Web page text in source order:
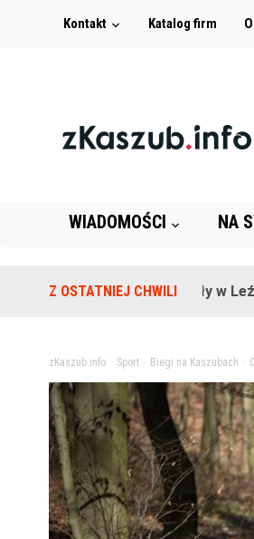
Kontakt Katalog firm
WIADOMOŚCI NA
Z OSTATNIEJ CHWILI
Na terenie szkoły w Leźnie
zKaszub.info> Sport> Biegi na Kaszubach